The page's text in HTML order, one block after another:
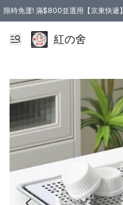
限時免運! 滿$800並選用【京東快遞】
紅の舍